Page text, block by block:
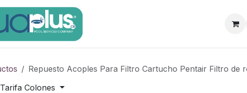
Repuesto Acoples Para Filtro Cartucho Pentair Filtro
Tarifa Colones